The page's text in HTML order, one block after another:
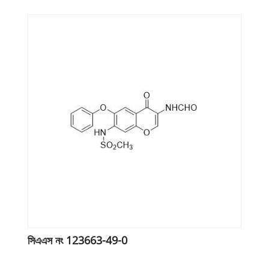
সিএএস নং 123663-49-0